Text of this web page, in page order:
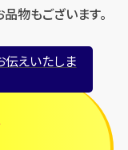
物もございます。
えいたしま